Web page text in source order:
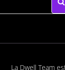
La Dwell Team